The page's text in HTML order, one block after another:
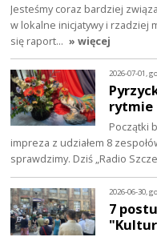
Jesteśmy coraz bardziej
w lokalne inicjatywy i rzadziej
się raport… » więcej
2026-07-01,
rytmie
Początki
impreza z udziałem 8
sprawdzimy. Dziś „Radio
2026-06-30,
7